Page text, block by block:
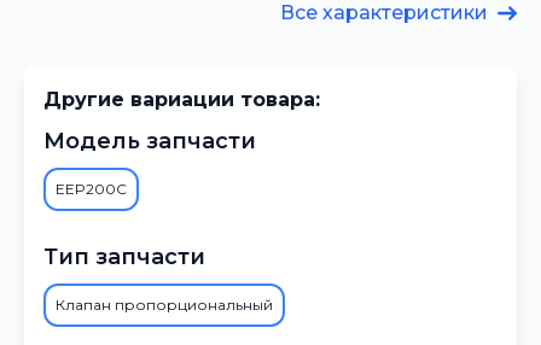
Все характеристики
Другие вариации товара:
Модель запчасти
EEP200C
Тип запчасти
Клапан пропорциональный